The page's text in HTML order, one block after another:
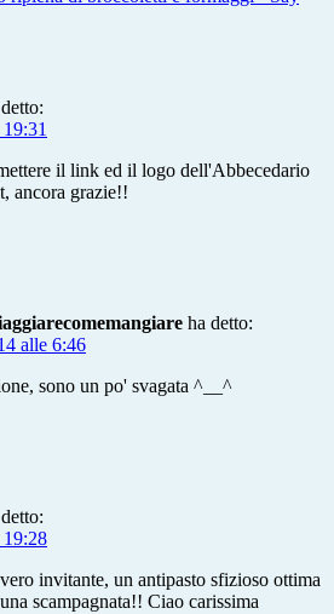
il link ed il logo dell'Abbecedario
ancora grazie!!
ha detto:
alle 6:46
sono un po' svagata ^__^
invitante, un antipasto sfizioso ottima
scampagnata!! Ciao carissima